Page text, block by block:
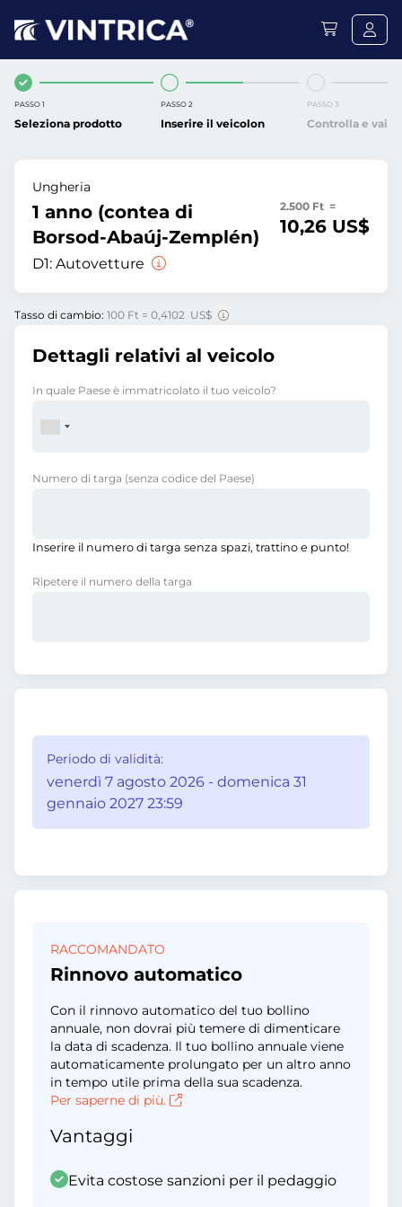
PASSO 1
Seleziona prodotto
PASSO 2
Inserire il veicolon
PASSO 3
Controlla e vai
Ungheria
1 anno (contea di
Borsod-Abaúj-Zemplén)
D1: Autovetture
2.500 Ft =
10,26 US$
Tasso di cambio: 100 Ft = 0,4102 US$
Dettagli relativi al veicolo
In quale Paese è immatricolato il tuo veicolo?
Numero di targa (senza codice del Paese)
Inserire il numero di targa senza spazi, trattino e punto!
Ripetere il numero della targa
Periodo di validità:
venerdì 7 agosto 2026 - domenica 31
gennaio 2027 23:59
RACCOMANDATO
Rinnovo automatico
Con il rinnovo automatico del tuo bollino
annuale, non dovrai più temere di dimenticare
la data di scadenza. Il tuo bollino annuale viene
automaticamente prolungato per un altro anno
in tempo utile prima della sua scadenza.
Per saperne di più.
Vantaggi
Evita costose sanzioni per il pedaggio